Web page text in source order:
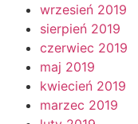
wrzesień 2019
sierpień 2019
czerwiec 2019
maj 2019
kwiecień 2019
marzec 2019